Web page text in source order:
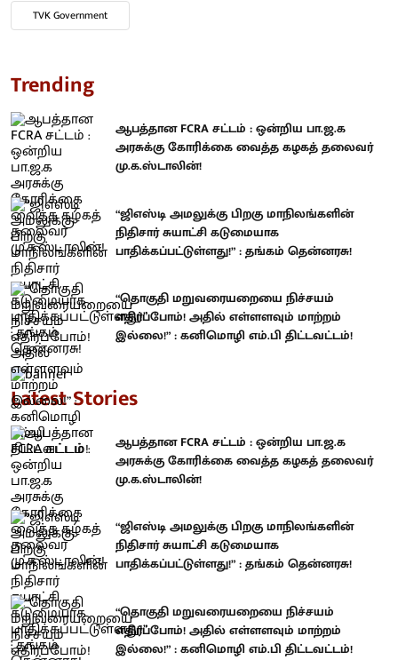
TVK Government
Trending
ஆபத்தான FCRA சட்டம் : ஒன்றிய பா.ஜ.க
அரசுக்கு கோரிக்கை வைத்த கழகத் தலைவர்
மு.க.ஸ்டாலின்!
“ஜிஎஸ்டி அமலுக்கு பிறகு மாநிலங்களின்
நிதிசார் சுயாட்சி கடுமையாக
பாதிக்கப்பட்டுள்ளது!” : தங்கம் தென்னரசு!
“தொகுதி மறுவரையறையை நிச்சயம்
எதிர்ப்போம்! அதில் எள்ளளவும் மாற்றம்
இல்லை!” : கனிமொழி எம்.பி திட்டவட்டம்!
Latest Stories
ஆபத்தான FCRA சட்டம் : ஒன்றிய பா.ஜ.க
அரசுக்கு கோரிக்கை வைத்த கழகத் தலைவர்
மு.க.ஸ்டாலின்!
“ஜிஎஸ்டி அமலுக்கு பிறகு மாநிலங்களின்
நிதிசார் சுயாட்சி கடுமையாக
பாதிக்கப்பட்டுள்ளது!” : தங்கம் தென்னரசு!
“தொகுதி மறுவரையறையை நிச்சயம்
எதிர்ப்போம்! அதில் எள்ளளவும் மாற்றம்
இல்லை!” : கனிமொழி எம்.பி திட்டவட்டம்!